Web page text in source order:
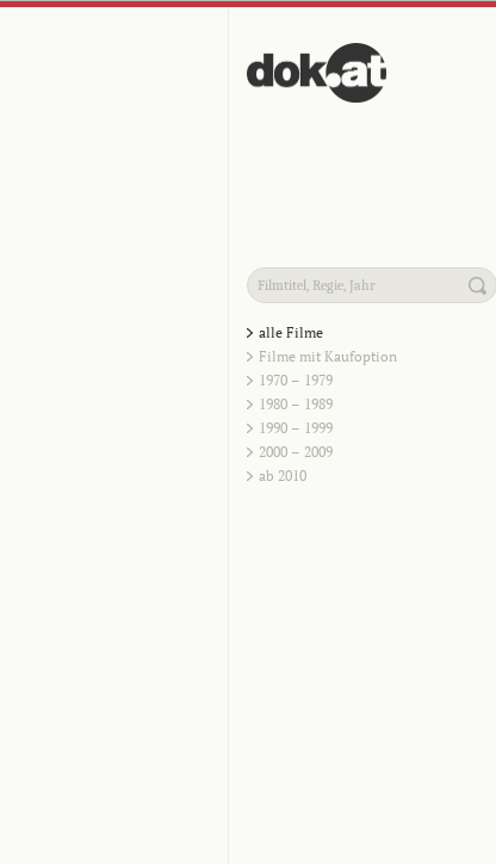
alle Filme
Filme mit Kaufoption
1970 – 1979
1980 – 1989
1990 – 1999
2000 – 2009
ab 2010